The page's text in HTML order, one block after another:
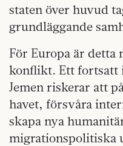
staten över huvud
grundläggande
För Europa är detta
konflikt. Ett fortsatt
Jemen riskerar att
havet, försvåra
skapa nya
migrationspolitiska